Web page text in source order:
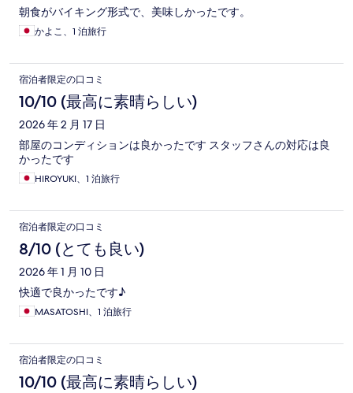
朝食がバイキング形式で、美味しかったです。
かよこ、1 泊旅行
宿泊者限定の口コミ
10/10 (最高に素晴らしい)
2026 年 2 月 17 日
部屋のコンディションは良かったです スタッフさんの対応は良
かったです
HIROYUKI、1 泊旅行
宿泊者限定の口コミ
8/10 (とても良い)
2026 年 1 月 10 日
快適で良かったです♪
MASATOSHI、1 泊旅行
宿泊者限定の口コミ
10/10 (最高に素晴らしい)